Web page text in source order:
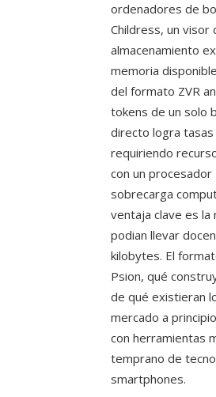
ordenadores de
Childress, un
almacenamiento
memoria
del formato ZVR
tokens de un solo
directo logra
requiriendo
con un
sobrecarga
ventaja clave es
podian llevar
kilobytes. El
Psion, qué
de qué existieran
mercado a
con herramientas
temprano de
smartphones.